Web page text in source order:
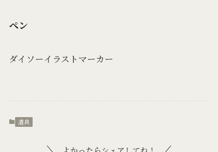
ペン
ダイソーイラストマーカー
道具